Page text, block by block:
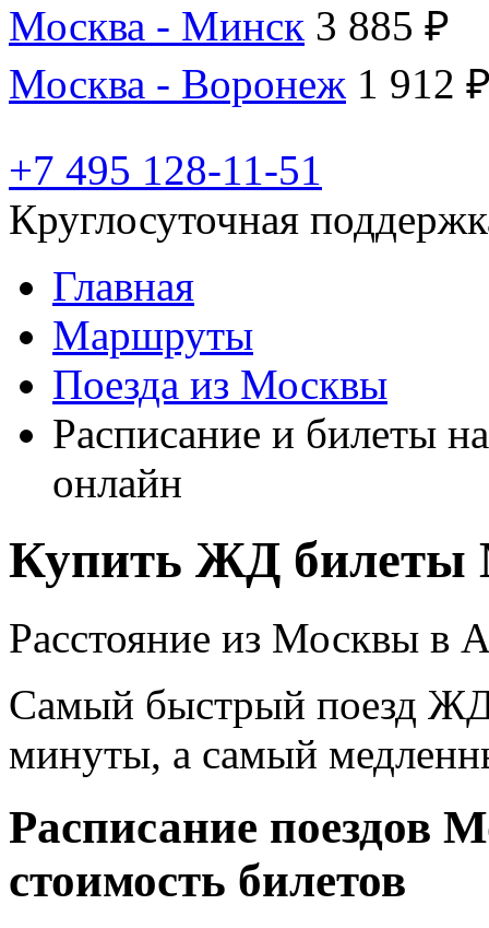
Москва - Минск 3 885 ₽
Москва - Воронеж 1 912
+7 495 128-11-51
Круглосуточная
Главная
Маршруты
Поезда из Москвы
Расписание и билеты
онлайн
Купить ЖД билеты
Расстояние из Москвы в
Самый быстрый поезд ЖД
минуты, а самый
Расписание поездов
стоимость билетов